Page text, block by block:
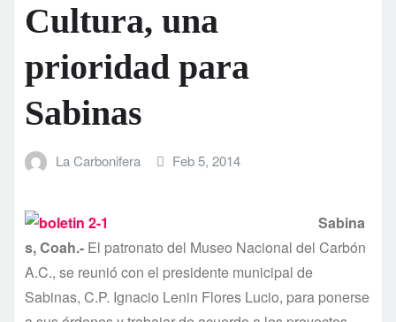
Cultura, una
prioridad para
Sabinas
La Carbonifera Feb 5, 2014
Sabina
s, Coah.- El patronato del Museo Nacional del Carbón
A.C., se reunió con el presidente municipal de
Sabinas, C.P. Ignacio Lenin Flores Lucio, para ponerse